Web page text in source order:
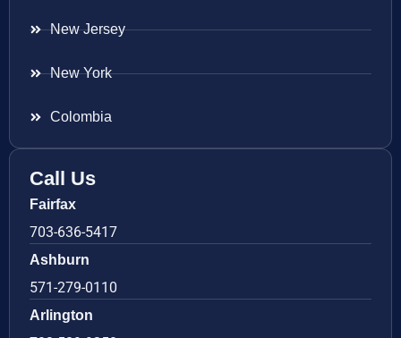
New Jersey
New York
Colombia
Call Us
Fairfax
703-636-5417
Ashburn
571-279-0110
Arlington